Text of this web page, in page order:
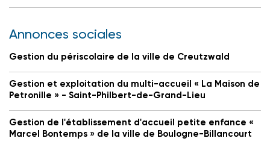
Annonces sociales
Gestion du périscolaire de la ville de Creutzwald
Gestion et exploitation du multi-accueil « La Maison de
Petronille » - Saint-Philbert-de-Grand-Lieu
Gestion de l'établissement d'accueil petite enfance «
Marcel Bontemps » de la ville de Boulogne-Billancourt